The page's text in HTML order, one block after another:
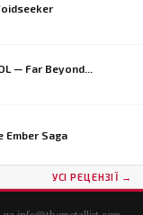
— Far Beyond...
Ember Saga
УСІ РЕЦЕНЗІЇ →